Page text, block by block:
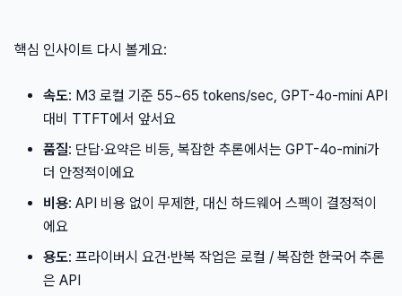
핵심 인사이트 다시 볼게요:
속도: M3 로컬 기준 55~65 tokens/sec, GPT-4o-mini API
대비 TTFT에서 앞서요
품질: 단답·요약은 비등, 복잡한 추론에서는 GPT-4o-mini가
더 안정적이에요
비용: API 비용 없이 무제한, 대신 하드웨어 스펙이 결정적이
에요
용도: 프라이버시 요건·반복 작업은 로컬 / 복잡한 한국어 추론
은 API